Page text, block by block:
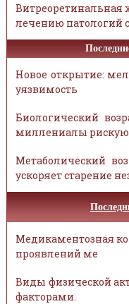
Витреоретинальная
лечению патологий
Новое открытие:
уязвимость
Биологический
миллениалы
Метаболический
ускоряет старение
Медикаментозная
проявлений ме
Виды физической
факторами.